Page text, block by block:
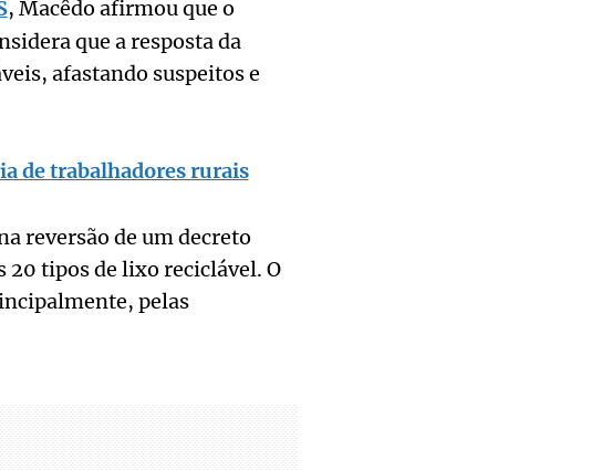
, Macêdo afirmou que o
que a resposta da
afastando suspeitos e
de trabalhadores rurais
reversão de um decreto
tipos de lixo reciclável. O
pelas